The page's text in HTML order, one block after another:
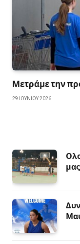
Μετράμε την
29 ΙΟΥΝΊΟΥ 2026